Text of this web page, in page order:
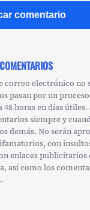
correo electrónico no
pasan por un
48 horas en días
siempre y
demás. No serán
con
enlaces publicitarios
así como los